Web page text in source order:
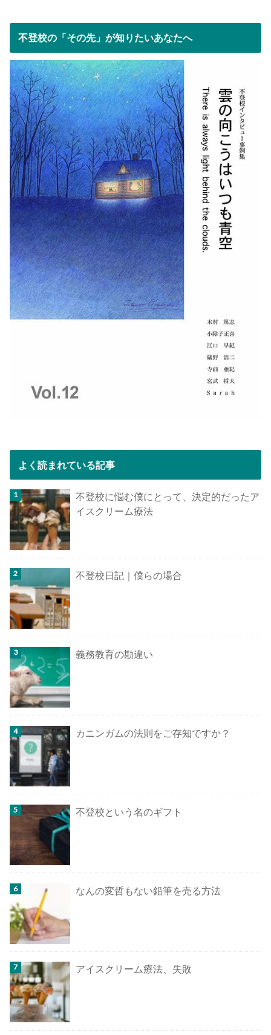
不登校の「その先」が知りたいあなたへ
よく読まれている記事
不登校に悩む僕にとって、決定的だったア
イスクリーム療法
不登校日記｜僕らの場合
義務教育の勘違い
カニンガムの法則をご存知ですか？
不登校という名のギフト
なんの変哲もない鉛筆を売る方法
アイスクリーム療法、失敗